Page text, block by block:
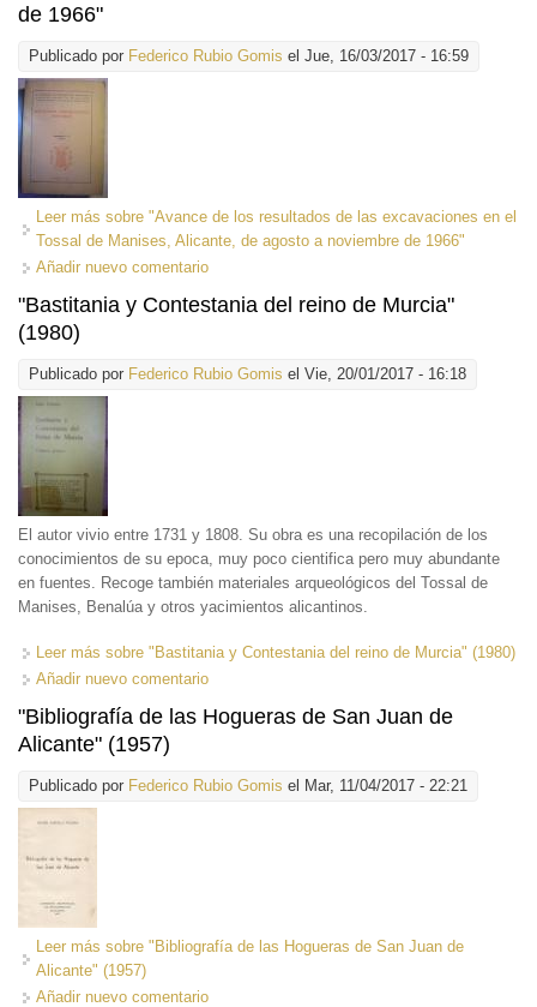
de 1966"
Publicado por Federico Rubio Gomis el Jue, 16/03/2017 - 16:59
Leer más sobre "Avance de los resultados de las excavaciones en el
Tossal de Manises, Alicante, de agosto a noviembre de 1966"
Añadir nuevo comentario
"Bastitania y Contestania del reino de Murcia"
(1980)
Publicado por Federico Rubio Gomis el Vie, 20/01/2017 - 16:18
El autor vivio entre 1731 y 1808. Su obra es una recopilación de los
conocimientos de su epoca, muy poco cientifica pero muy abundante
en fuentes. Recoge también materiales arqueológicos del Tossal de
Manises, Benalúa y otros yacimientos alicantinos.
Leer más sobre "Bastitania y Contestania del reino de Murcia" (1980)
Añadir nuevo comentario
"Bibliografía de las Hogueras de San Juan de
Alicante" (1957)
Publicado por Federico Rubio Gomis el Mar, 11/04/2017 - 22:21
Leer más sobre "Bibliografía de las Hogueras de San Juan de
Alicante" (1957)
Añadir nuevo comentario